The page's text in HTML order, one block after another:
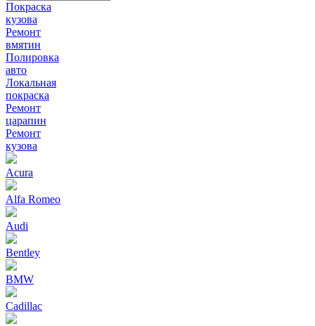
Покраска
кузова
Ремонт
вмятин
Полировка
авто
Локальная
покраска
Ремонт
царапин
Ремонт
кузова
Acura
Alfa Romeo
Audi
Bentley
BMW
Cadillac